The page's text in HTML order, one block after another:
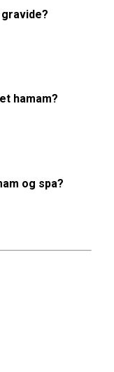
hamam?
og spa?